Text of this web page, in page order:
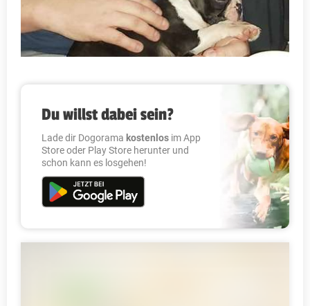
Du willst dabei sein?
Lade dir Dogorama kostenlos im App
Store oder Play Store herunter und
schon kann es losgehen!